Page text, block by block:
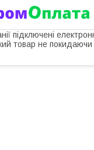
підключені
товар не покидаючи